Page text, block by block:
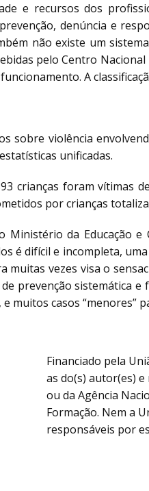
e recursos dos
denúncia e
não existe um
pelo Centro
A
sobre violência
unificadas.
crianças foram vítimas
por crianças
da Educação
é difícil e incompleta,
muitas vezes visa o
prevenção sistemática
muitos casos “menores”
Financiado pela
as do(s) autor(es)
ou da Agência
Formação. Nem a
responsáveis por